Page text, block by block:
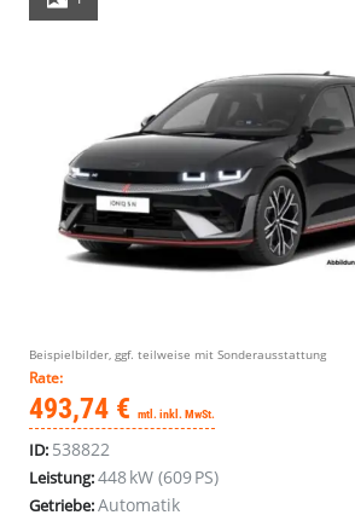
Beispielbilder, ggf. teilweise mit Sonderausstattung
Rate:
493,74 € mtl. inkl. MwSt.
ID: 538822
Leistung:448 kW (609 PS)
Getriebe:Automatik